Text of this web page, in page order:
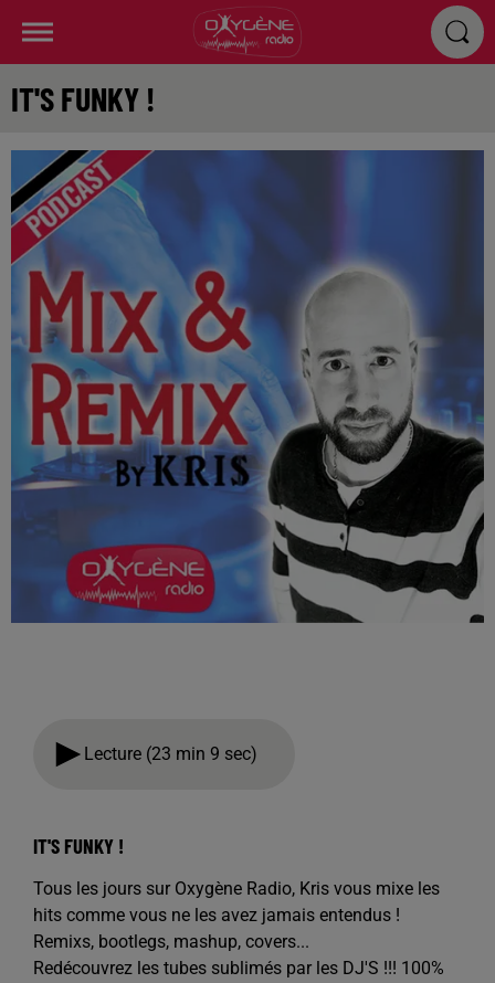
IT'S FUNKY !
Lecture (23 min 9 sec)
IT'S FUNKY !
Tous les jours sur Oxygène Radio, Kris vous mixe les
hits comme vous ne les avez jamais entendus !
Remixs, bootlegs, mashup, covers...
Redécouvrez les tubes sublimés par les DJ'S !!! 100%